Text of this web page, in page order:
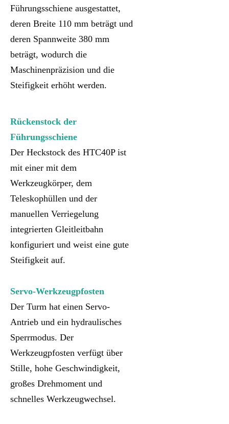
Führungsschiene ausgestattet,
deren Breite 110 mm beträgt und
deren Spannweite 380 mm
beträgt, wodurch die
Maschinenpräzision und die
Steifigkeit erhöht werden.
Rückenstock der
Führungsschiene
Der Heckstock des HTC40P ist
mit einer mit dem
Werkzeugkörper, dem
Teleskophüllen und der
manuellen Verriegelung
integrierten Gleitleitbahn
konfiguriert und weist eine gute
Steifigkeit auf.
Servo-Werkzeugpfosten
Der Turm hat einen Servo-
Antrieb und ein hydraulisches
Sperrmodus. Der
Werkzeugpfosten verfügt über
Stille, hohe Geschwindigkeit,
großes Drehmoment und
schnelles Werkzeugwechsel.